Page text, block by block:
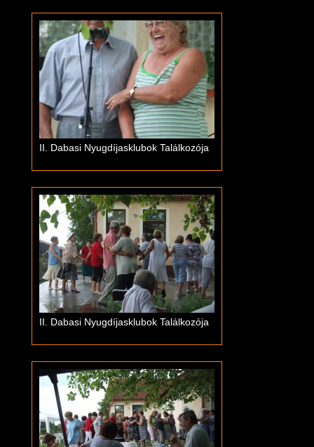
II. Dabasi Nyugdíjasklubok Találkozója
II. Dabasi Nyugdíjasklubok Találkozója